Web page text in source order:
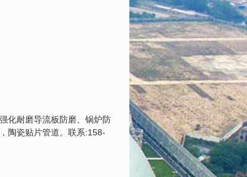
化耐磨导流板防磨、锅炉防
陶瓷贴片管道。联系:158-